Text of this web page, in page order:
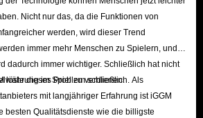
Nicht nur das, da die Funktionen von
werden, wird dieser Trend
immer mehr Menschen zu Spielern, und
dadurch immer wichtiger. Schließlich hat nicht
im Spiel zu verdienen.
löste dieses Problem schließlich. Als
mit langjähriger Erfahrung ist iGGM
besten Qualitätsdienste wie die billigste